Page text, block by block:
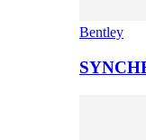
Bentley